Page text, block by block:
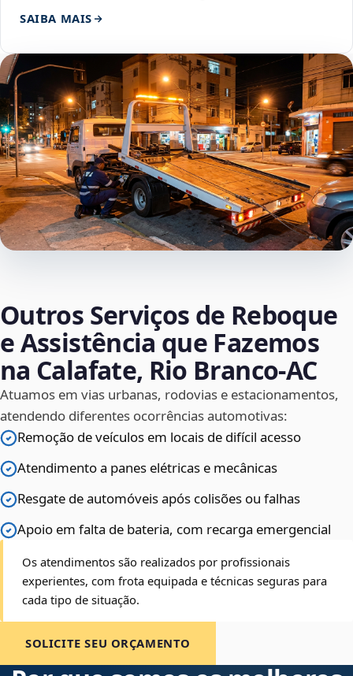
SAIBA MAIS
Outros Serviços de Reboque
e Assistência que Fazemos
na Calafate, Rio Branco‑AC
Atuamos em vias urbanas, rodovias e estacionamentos,
atendendo diferentes ocorrências automotivas:
Remoção de veículos em locais de difícil acesso
Atendimento a panes elétricas e mecânicas
Resgate de automóveis após colisões ou falhas
Apoio em falta de bateria, com recarga emergencial
Os atendimentos são realizados por profissionais
experientes, com frota equipada e técnicas seguras para
cada tipo de situação.
SOLICITE SEU ORÇAMENTO